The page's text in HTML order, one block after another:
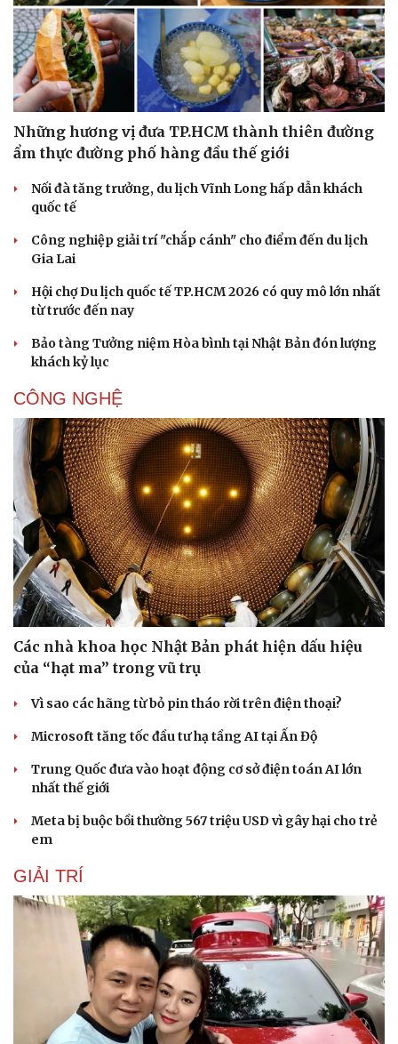
Văn hóa
Sân khấu - Điện ảnh
Văn học
Âm nhạc
Di sản
Giải trí
Nghệ sĩ
Thời trang
Sao Việt
Những hương vị đưa TP.HCM thành thiên đường
ẩm thực đường phố hàng đầu thế giới
Nối đà tăng trưởng, du lịch Vĩnh Long hấp dẫn khách
quốc tế
Công nghiệp giải trí "chắp cánh" cho điểm đến du lịch
Gia Lai
Hội chợ Du lịch quốc tế TP.HCM 2026 có quy mô lớn nhất
từ trước đến nay
Bảo tàng Tưởng niệm Hòa bình tại Nhật Bản đón lượng
khách kỷ lục
CÔNG NGHỆ
Các nhà khoa học Nhật Bản phát hiện dấu hiệu
của “hạt ma” trong vũ trụ
Vì sao các hãng từ bỏ pin tháo rời trên điện thoại?
Microsoft tăng tốc đầu tư hạ tầng AI tại Ấn Độ
Trung Quốc đưa vào hoạt động cơ sở điện toán AI lớn
nhất thế giới
Meta bị buộc bồi thường 567 triệu USD vì gây hại cho trẻ
em
GIẢI TRÍ